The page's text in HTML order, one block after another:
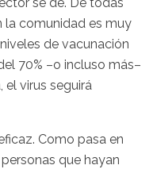
la comunidad es muy
de vacunación
70% –o incluso más–
el virus seguirá
Como pasa en
que hayan